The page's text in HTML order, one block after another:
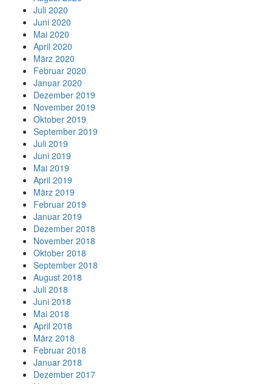
Juli 2020
Juni 2020
Mai 2020
April 2020
März 2020
Februar 2020
Januar 2020
Dezember 2019
November 2019
Oktober 2019
September 2019
Juli 2019
Juni 2019
Mai 2019
April 2019
März 2019
Februar 2019
Januar 2019
Dezember 2018
November 2018
Oktober 2018
September 2018
August 2018
Juli 2018
Juni 2018
Mai 2018
April 2018
März 2018
Februar 2018
Januar 2018
Dezember 2017